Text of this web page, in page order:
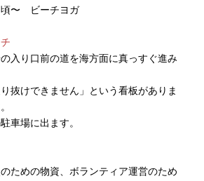
ビーチヨガ
前の道を海方面に真っすぐ進み
きません」という看板がありま
に出ます。
ための物資、ボランティア運営のため